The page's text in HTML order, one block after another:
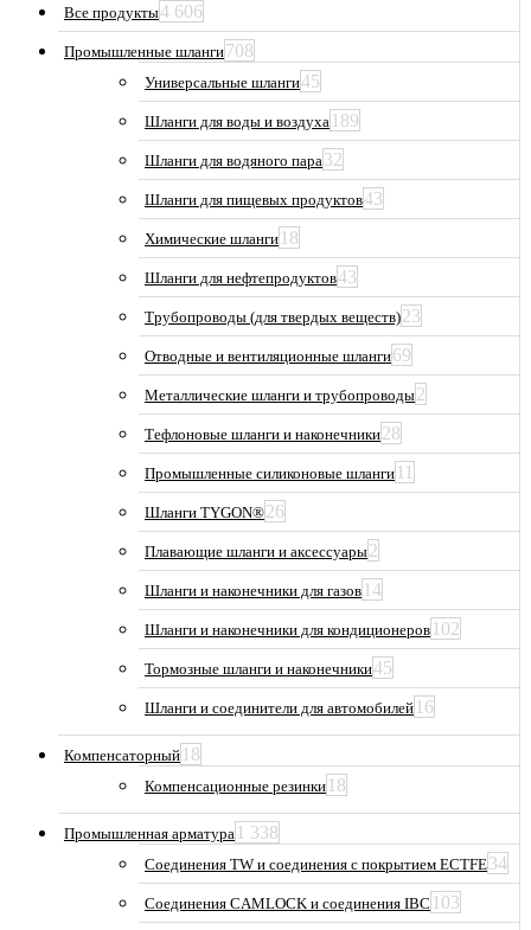
Все продукты4 606
Промышленные шланги708
Универсальные шланги45
Шланги для воды и воздуха 189
Шланги для водяного пара32
Шланги для пищевых продуктов43
Химические шланги 18
Шланги для нефтепродуктов43
Трубопроводы (для твердых веществ)23
Отводные и вентиляционные шланги69
Металлические шланги и трубопроводы2
Тефлоновые шланги и наконечники28
Промышленные силиконовые шланги 11
Шланги TYGON®26
Плавающие шланги и аксессуары2
Шланги и наконечники для газов 14
Шланги и наконечники для кондиционеров 102
Тормозные шланги и наконечники45
Шланги и соединители для автомобилей 16
Компенсаторный 18
Компенсационные резинки 18
Промышленная арматура 1 338
Соединения TW и соединения с покрытием ECTFE34
Соединения CAMLOCK и соединения IBC 103